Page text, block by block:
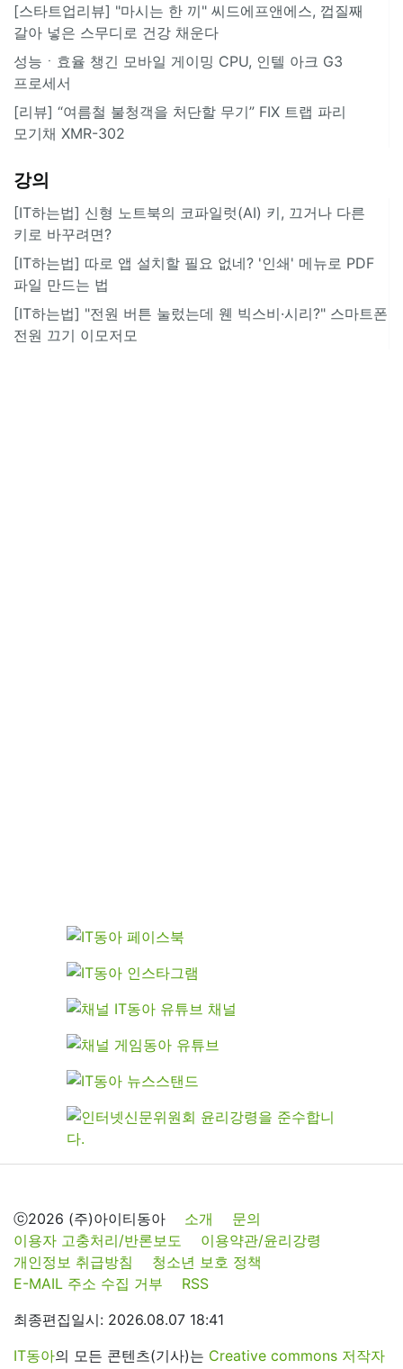
[스타트업리뷰] "마시는 한 끼" 씨드에프앤에스, 껍질째
갈아 넣은 스무디로 건강 채운다
성능ㆍ효율 챙긴 모바일 게이밍 CPU, 인텔 아크 G3
프로세서
[리뷰] “여름철 불청객을 처단할 무기” FIX 트랩 파리
모기채 XMR-302
강의
[IT하는법] 신형 노트북의 코파일럿(AI) 키, 끄거나 다른
키로 바꾸려면?
[IT하는법] 따로 앱 설치할 필요 없네? '인쇄' 메뉴로 PDF
파일 만드는 법
[IT하는법] "전원 버튼 눌렀는데 웬 빅스비·시리?" 스마트폰
전원 끄기 이모저모
ⓒ2026 (주)아이티동아 소개
문의
이용자 고충처리/반론보도
이용약관/윤리강령
개인정보 취급방침
청소년 보호 정책
E-MAIL 주소 수집 거부
RSS
최종편집일시: 2026.08.07 18:41
IT동아의 모든 콘텐츠(기사)는 Creative commons 저작자